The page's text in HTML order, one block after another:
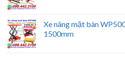
Xe nâng mặt bàn
1500mm